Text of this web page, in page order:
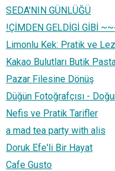
SEDA'NIN GÜNLÜĞÜ
!ÇİMDEN GELDİGİ GİBİ
Limonlu Kek: Pratik ve
Kakao Bulutları Butik
Pazar Filesine Dönüş
Düğün Fotoğrafçısı -
Nefis ve Pratik Tarifler
a mad tea party with alis
Doruk Efe'li Bir Hayat
Cafe Gusto